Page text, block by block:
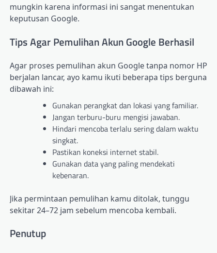
mungkin karena informasi ini sangat menentukan
keputusan Google.
Tips Agar Pemulihan Akun Google Berhasil
Agar proses pemulihan akun Google tanpa nomor HP
berjalan lancar, ayo kamu ikuti beberapa tips berguna
dibawah ini:
Gunakan perangkat dan lokasi yang familiar.
Jangan terburu-buru mengisi jawaban.
Hindari mencoba terlalu sering dalam waktu
singkat.
Pastikan koneksi internet stabil.
Gunakan data yang paling mendekati
kebenaran.
Jika permintaan pemulihan kamu ditolak, tunggu
sekitar 24–72 jam sebelum mencoba kembali.
Penutup